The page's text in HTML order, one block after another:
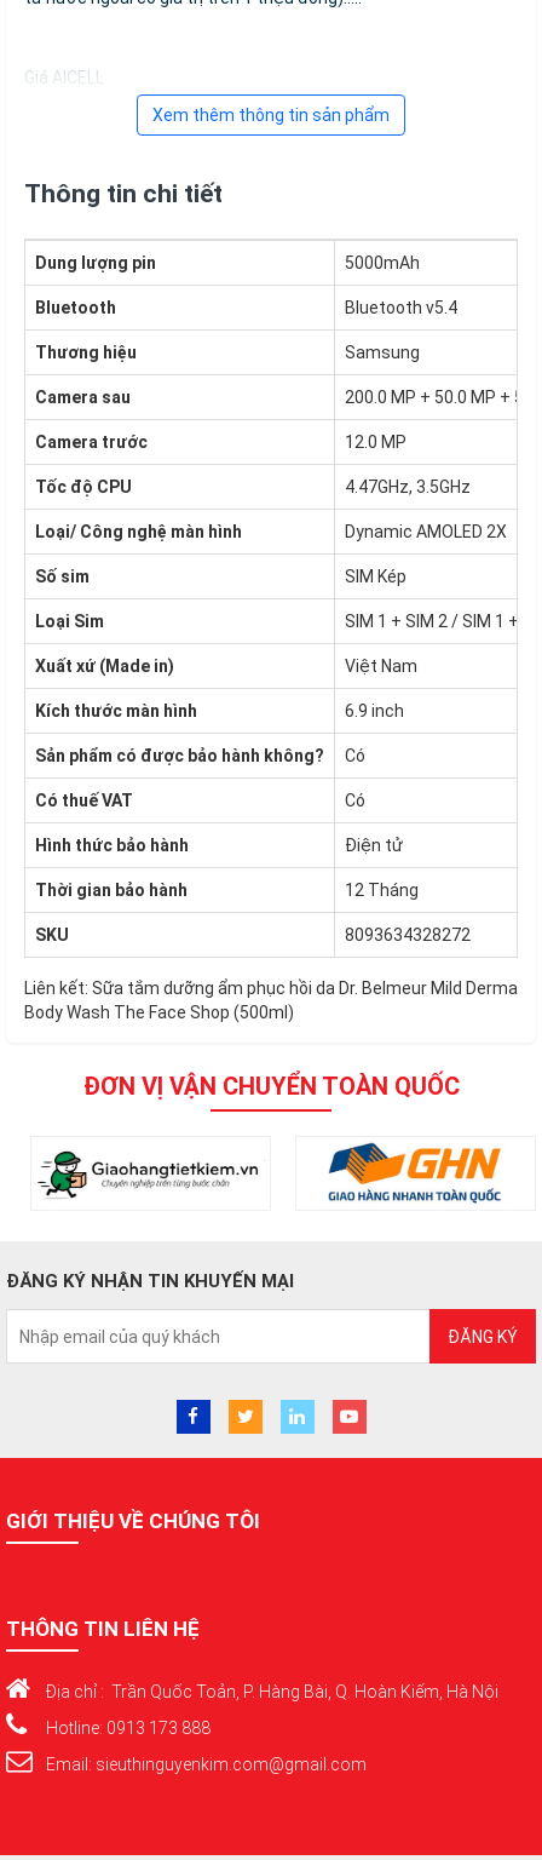
Giá AICELL
Xem thêm thông tin sản phẩm
Thông tin chi tiết
Dung lượng pin 5000mAh
Bluetooth Bluetooth v5.4
Thương hiệu Samsung
Camera sau 200.0 MP + 50.0 MP +
Camera trước 12.0 MP
Tốc độ CPU 4.47GHz, 3.5GHz
Loại/ Công nghệ màn hình Dynamic AMOLED 2X
Số sim SIM Kép
Loại Sim SIM 1 + SIM 2 / SIM 1 +
Xuất xứ (Made in) Việt Nam
Kích thước màn hình 6.9 inch
Sản phẩm có được bảo hành không? Có
Có thuế VAT Có
Hình thức bảo hành Điện tử
Thời gian bảo hành 12 Tháng
SKU 8093634328272
Liên kết: Sữa tắm dưỡng ẩm phục hồi da Dr. Belmeur Mild Derma
Body Wash The Face Shop (500ml)
ĐƠN VỊ VẬN CHUYỂN TOÀN QUỐC
ĐĂNG KÝ NHẬN TIN KHUYẾN MẠI
ĐĂNG KÝ
GIỚI THIỆU VỀ CHÚNG TÔI
THÔNG TIN LIÊN HỆ
Địa chỉ : Trần Quốc Toản, P. Hàng Bài, Q. Hoàn Kiếm, Hà Nội
Hotline: 0913 173 888
Email: sieuthinguyenkim.com@gmail.com